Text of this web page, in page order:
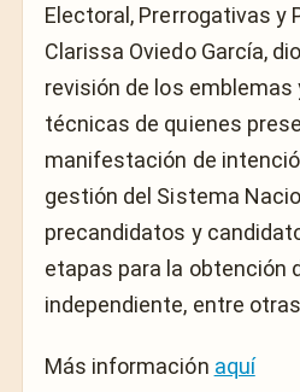
Electoral, Prerrogativas y
Clarissa Oviedo García,
revisión de los
técnicas de quienes
manifestación de
gestión del Sistema
precandidatos y
etapas para la obtención
independiente, entre
Más información aquí